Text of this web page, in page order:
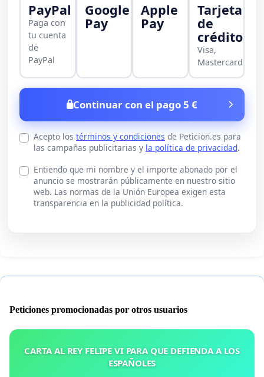
PayPal
Paga con
tu cuenta
de
PayPal
Google
Pay
Apple
Pay
Tarjeta
de
crédito
Visa,
Mastercard
Continuar con el pago 5 €
Acepto los términos y condiciones de Peticion.es para
las campañas publicitarias y la política de privacidad.
Entiendo que mi nombre y el importe abonado por el
anuncio se mostrarán públicamente en nuestro sitio
web. Las normas de la Unión Europea exigen esta
transparencia en la publicidad política.
Peticiones promocionadas por otros usuarios
CARTA AL REY FELIPE VI PARA QUE DEFIENDA A LOS
ESPAÑOLES